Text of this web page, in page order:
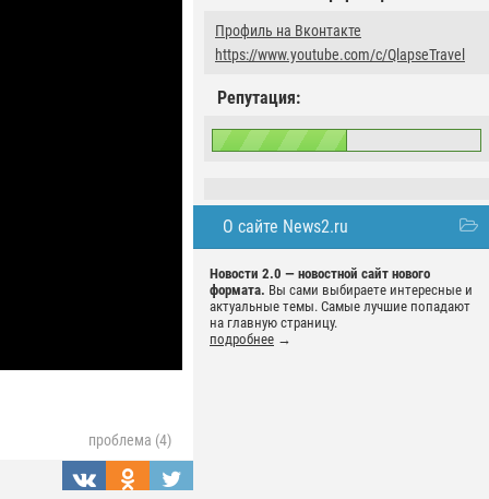
Профиль на Вконтакте
https://www.youtube.com/c/QlapseTravel
Репутация:
О сайте News2.ru
Новости 2.0 — новостной сайт нового
формата. Вы сами выбираете интересные и
актуальные темы. Самые лучшие попадают
на главную страницу.
подробнее →
проблема (4)